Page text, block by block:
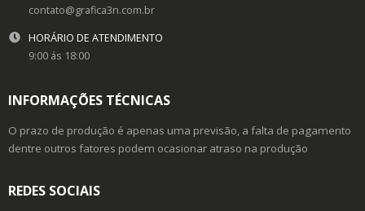
contato@grafica3n.com.br
HORÁRIO DE ATENDIMENTO
9:00 ás 18:00
INFORMAÇÕES TÉCNICAS
O prazo de produção é apenas uma previsão, a falta de pagamento
dentre outros fatores podem ocasionar atraso na produção
REDES SOCIAIS